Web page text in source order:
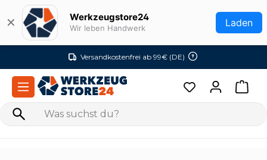
Zum Hauptinhalt springen
✕ Werkzeugstore24
Wir leben Handwerk Laden
Versandkostenfrei ab 99€ (DE)